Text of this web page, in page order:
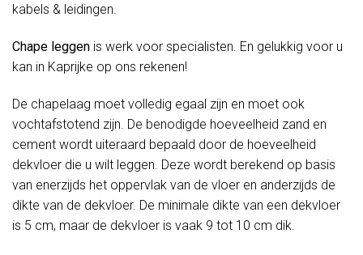
kabels & leidingen.
Chape leggen is werk voor specialisten. En gelukkig voor u
kan in Kaprijke op ons rekenen!
De chapelaag moet volledig egaal zijn en moet ook
vochtafstotend zijn. De benodigde hoeveelheid zand en
cement wordt uiteraard bepaald door de hoeveelheid
dekvloer die u wilt leggen. Deze wordt berekend op basis
van enerzijds het oppervlak van de vloer en anderzijds de
dikte van de dekvloer. De minimale dikte van een dekvloer
is 5 cm, maar de dekvloer is vaak 9 tot 10 cm dik.